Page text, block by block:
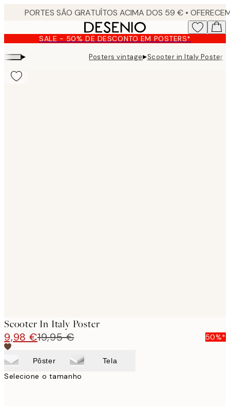
content. SALE - 50% DE DESCONTO EM POSTERS*
▸ Posters vintage▸Scooter in Italy Poster
Scooter In Italy Poster
9,98 €19,95 € 50%*
Pôster Tela
Selecione o tamanho